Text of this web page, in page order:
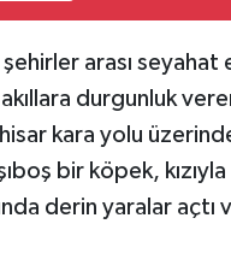
arası
durgunluk
kara yolu
bir köpek,
derin yaralar açtı